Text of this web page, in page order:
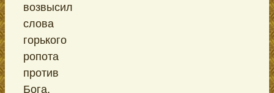
возвысил
слова
горького
ропота
против
Бога,